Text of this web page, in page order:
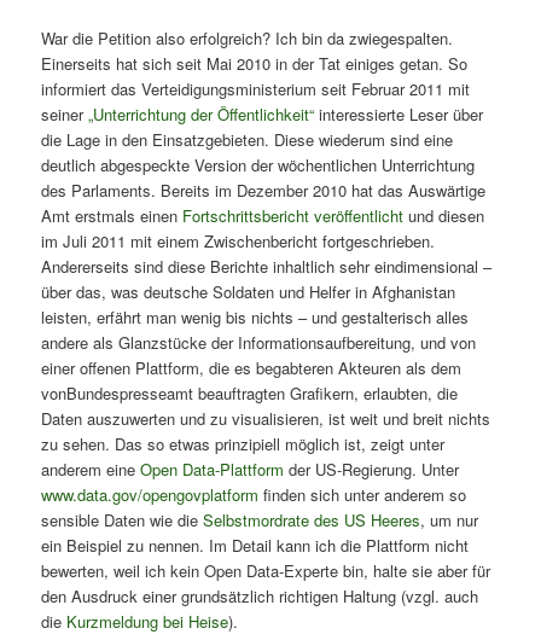
War die Petition also erfolgreich? Ich bin da zwiegespalten.
Einerseits hat sich seit Mai 2010 in der Tat einiges getan. So
informiert das Verteidigungsministerium seit Februar 2011 mit
seiner„Unterrichtung der Öffentlichkeit“ interessierte Leser über
die Lage in den Einsatzgebieten. Diese wiederum sind eine
deutlich abgespeckte Version der wöchentlichen Unterrichtung
des Parlaments. Bereits im Dezember 2010 hat das Auswärtige
Amt erstmals einen Fortschrittsbericht veröffentlicht und diesen
im Juli 2011 mit einem Zwischenbericht fortgeschrieben.
Andererseits sind diese Berichte inhaltlich sehr eindimensional –
über das, was deutsche Soldaten und Helfer in Afghanistan
leisten, erfährt man wenig bis nichts – und gestalterisch alles
andere als Glanzstücke der Informationsaufbereitung, und von
einer offenen Plattform, die es begabteren Akteuren als dem
vonBundespresseamt beauftragten Grafikern, erlaubten, die
Daten auszuwerten und zu visualisieren, ist weit und breit nichts
zu sehen. Das so etwas prinzipiell möglich ist, zeigt unter
anderem eineOpen Data-Plattform der US-Regierung. Unter
www.data.gov/opengovplatform finden sich unter anderem so
sensible Daten wie dieSelbstmordrate des US Heeres, um nur
ein Beispiel zu nennen. Im Detail kann ich die Plattform nicht
bewerten, weil ich kein Open Data-Experte bin, halte sie aber für
den Ausdruck einer grundsätzlich richtigen Haltung (vzgl. auch
die Kurzmeldung bei Heise).